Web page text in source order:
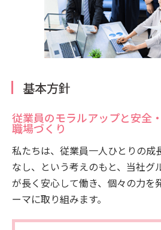
基本方針
従業員のモラルアップと安全
職場づくり
私たちは、従業員一人ひとりの成
なし、という考えのもと、当社グ
が長く安心して働き、個々の力を
ーマに取り組みます。